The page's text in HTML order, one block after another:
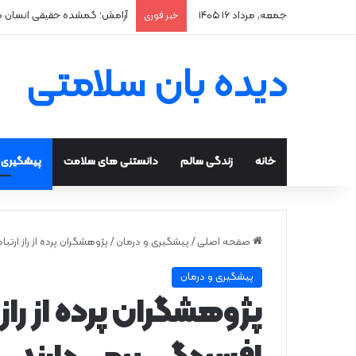
جمعه, مرداد ۱۶ ۱۴۰۵ خبر فوری آرامش؛ گمشده حقیقی انسان
دیده بان سلامتی
خانه زندگی سالم دانستنی های سلامت
صفحه اصلی / پیشگیری و درمان / پژوهشگران پرده از راز
پیشگیری و درمان
پژوهشگران پرده از